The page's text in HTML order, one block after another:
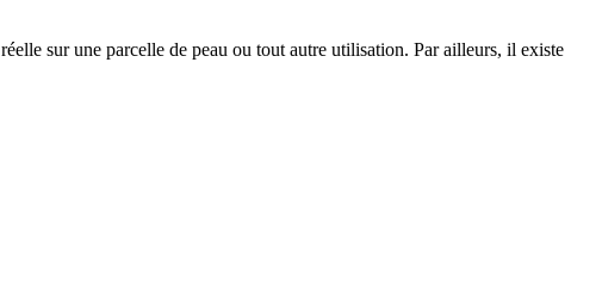
sur une parcelle de peau ou tout autre utilisation. Par ailleurs, il existe